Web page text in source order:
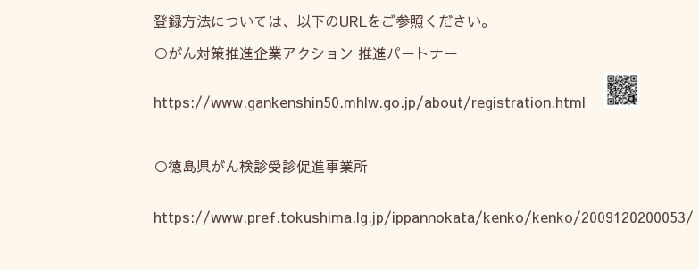
登録方法については、以下のURLをご参照ください。
○がん対策推進企業アクション 推進パートナー
https://www.gankenshin50.mhlw.go.jp/about/registration.html
○徳島県がん検診受診促進事業所
https://www.pref.tokushima.lg.jp/ippannokata/kenko/kenko/2009120200053/